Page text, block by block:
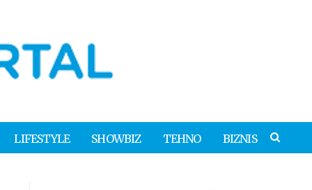
LIFESTYLE SHOWBIZ TEHNO BIZNIS